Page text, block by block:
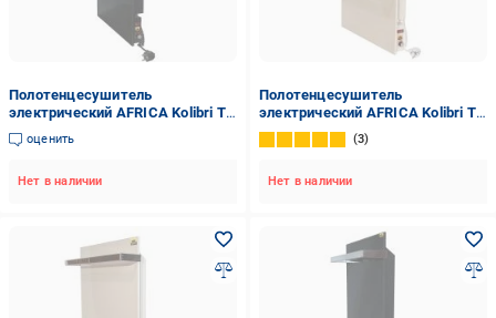
Полотенцесушитель
электрический AFRICA Kolibri T1
grafit 250 Вт. керамический с
регулятором мощности
оценить
Нет в наличии
Полотенцесушитель
электрический AFRICA Kolibri T2
beige 250 Вт. керамический с
регулятором мощности
3
Нет в наличии